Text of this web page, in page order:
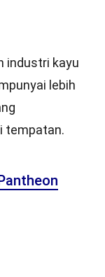
industri kayu
lebih
tempatan.